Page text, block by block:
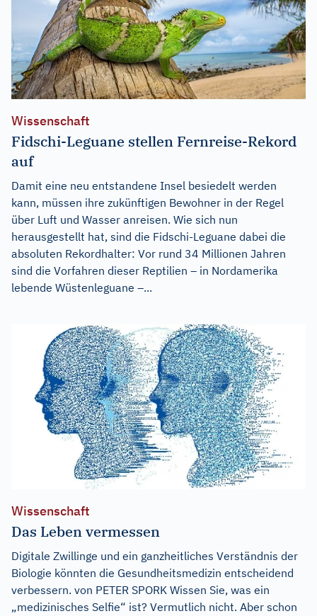
Wissenschaft
Fidschi-Leguane stellen Fernreise-Rekord
auf
Damit eine neu entstandene Insel besiedelt werden
kann, müssen ihre zukünftigen Bewohner in der Regel
über Luft und Wasser anreisen. Wie sich nun
herausgestellt hat, sind die Fidschi-Leguane dabei die
absoluten Rekordhalter: Vor rund 34 Millionen Jahren
sind die Vorfahren dieser Reptilien – in Nordamerika
lebende Wüstenleguane –...
Wissenschaft
Das Leben vermessen
Digitale Zwillinge und ein ganzheitliches Verständnis der
Biologie könnten die Gesundheitsmedizin entscheidend
verbessern. von PETER SPORK Wissen Sie, was ein
„medizinisches Selfie“ ist? Vermutlich nicht. Aber schon